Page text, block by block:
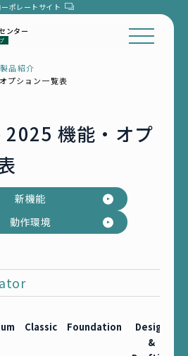
ーポレートサイト
ンター
製品紹介
プション一覧表
機能・オプ
新機能
動作環境
Classic Foundation
Design
&